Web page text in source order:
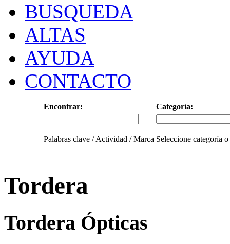
BUSQUEDA
ALTAS
AYUDA
CONTACTO
Encontrar: Categoría:
Palabras clave / Actividad / Marca Seleccione categoría
Tordera
Tordera Ópticas